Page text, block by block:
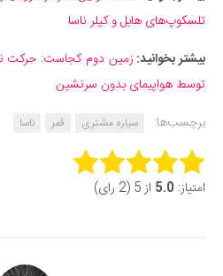
تلسکوپ‌های هابل و کپلر ناسا
بیشتر بخوانید: زمین دوم کجاست: حرکت
توسط هواپیمای بدون سرنشین
برچسب‌ها:
سیاره مشتری قمر ناسا
Rate this item:
امتیاز: 5.0 از 5 (2 رای)